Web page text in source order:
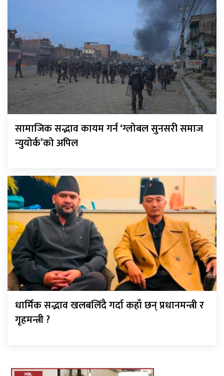
सामाजिक सद्भाव कायम गर्न ‘ग्लोबल सुनसरी समाज
न्युयोर्क’को अपिल
धार्मिक सद्भाव खलबलिँदै गर्दा कहाँ छन् प्रधानमन्त्री र
गृहमन्त्री ?